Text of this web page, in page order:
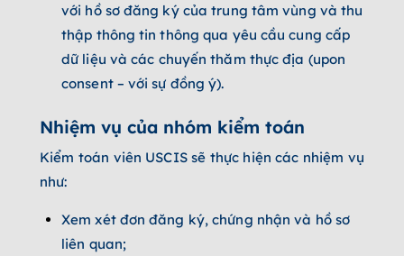
với hồ sơ đăng ký của trung tâm vùng và thu
thập thông tin thông qua yêu cầu cung cấp
dữ liệu và các chuyến thăm thực địa (upon
consent – với sự đồng ý).
Nhiệm vụ của nhóm kiểm toán
Kiểm toán viên USCIS sẽ thực hiện các nhiệm vụ
như:
Xem xét đơn đăng ký, chứng nhận và hồ sơ
liên quan;